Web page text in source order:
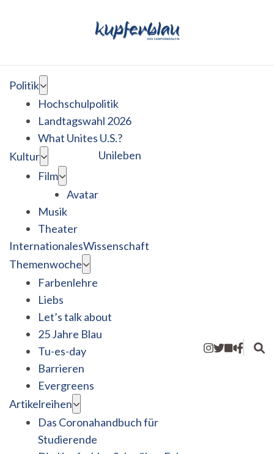
Politik
Hochschulpolitik
Landtagswahl 2026
What Unites U.S.?
Kultur
Film
Avatar
Musik
Theater
Unileben
InternationalesWissenschaft
Themenwoche
Farbenlehre
Liebs
Let’s talk about
25 Jahre Blau
Tu-es-day
Barrieren
Evergreens
Artikelreihen
Das Coronahandbuch für
Studierende